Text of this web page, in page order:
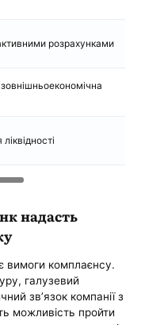
розрахунками
зовнішньоекономічна
надасть
вимоги комплаєнсу.
галузевий
зв’язок компанії з
можливість пройти